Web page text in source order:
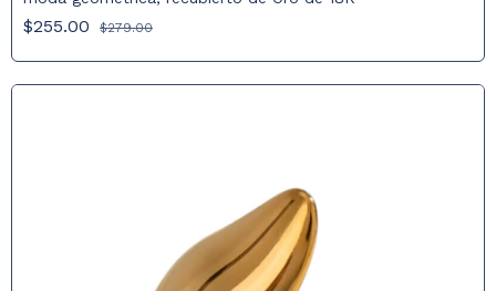
$255.00 $279.00